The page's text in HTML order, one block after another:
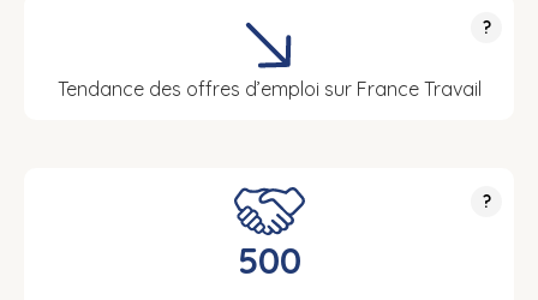
?
Tendance des offres d’emploi sur France Travail
?
500